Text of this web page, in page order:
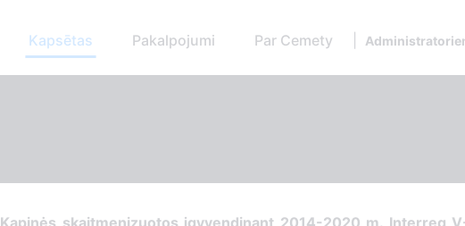
Kapsētas Pakalpojumi Par Cemety
Kapinės skaitmenizuotos įgyvendinant 2014-2020 m. Interreg